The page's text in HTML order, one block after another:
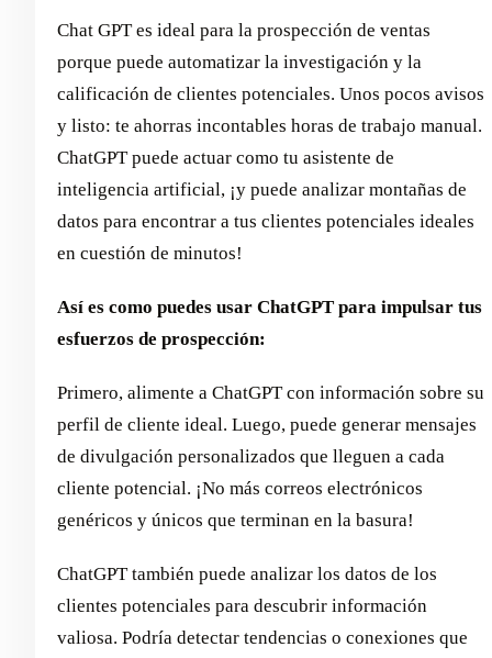
Chat GPT es ideal para la prospección de ventas
porque puede automatizar la investigación y la
calificación de clientes potenciales. Unos pocos avisos
y listo: te ahorras incontables horas de trabajo manual.
ChatGPT puede actuar como tu asistente de
inteligencia artificial, ¡y puede analizar montañas de
datos para encontrar a tus clientes potenciales ideales
en cuestión de minutos!
Así es como puedes usar ChatGPT para impulsar tus
esfuerzos de prospección:
Primero, alimente a ChatGPT con información sobre su
perfil de cliente ideal. Luego, puede generar mensajes
de divulgación personalizados que lleguen a cada
cliente potencial. ¡No más correos electrónicos
genéricos y únicos que terminan en la basura!
ChatGPT también puede analizar los datos de los
clientes potenciales para descubrir información
valiosa. Podría detectar tendencias o conexiones que